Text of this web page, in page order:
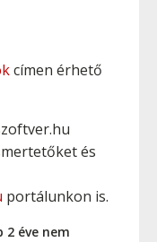
címen érhető
és
portálunkon is.
éve nem